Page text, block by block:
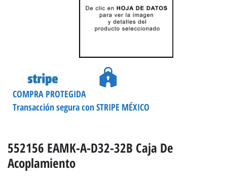
Transacción segura con STRIPE MÉXICO
COMPRA PROTEGIDA
552156 EAMK-A-D32-32B Caja De
Acoplamiento